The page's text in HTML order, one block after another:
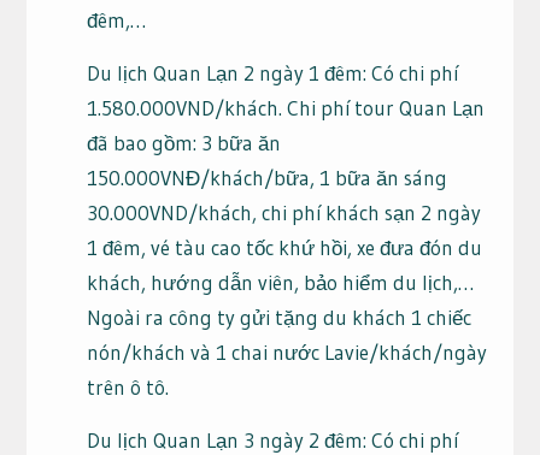
đêm,…
Du lịch Quan Lạn 2 ngày 1 đêm: Có chi phí
1.580.000VND/khách. Chi phí tour Quan Lạn
đã bao gồm: 3 bữa ăn
150.000VNĐ/khách/bữa, 1 bữa ăn sáng
30.000VND/khách, chi phí khách sạn 2 ngày
1 đêm, vé tàu cao tốc khứ hồi, xe đưa đón du
khách, hướng dẫn viên, bảo hiểm du lịch,…
Ngoài ra công ty gửi tặng du khách 1 chiếc
nón/khách và 1 chai nước Lavie/khách/ngày
trên ô tô.
Du lịch Quan Lạn 3 ngày 2 đêm: Có chi phí